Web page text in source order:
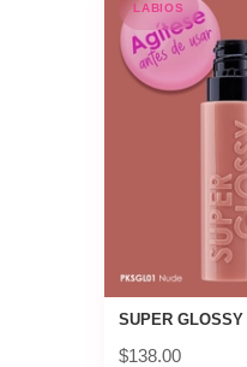
LABIOS
SUPER GLOSSY
$138.00